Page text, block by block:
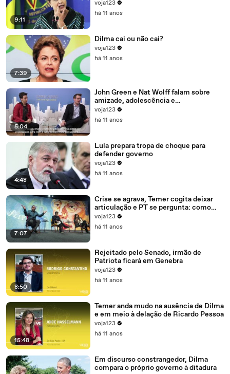
9:11
voja123
há 11 anos
7:39
Dilma cai ou não cai?
voja123
há 11 anos
5:04
John Green e Nat Wolff falam sobre
amizade, adolescência e
amadurecimento
voja123
há 11 anos
4:48
Lula prepara tropa de choque para
defender governo
voja123
há 11 anos
7:07
Crise se agrava, Temer cogita deixar
articulação e PT se pergunta: como
recompor o governo?
voja123
há 11 anos
8:50
Rejeitado pelo Senado, irmão de
Patriota ficará em Genebra
voja123
há 11 anos
15:48
Temer anda mudo na ausência de Dilma
e em meio à delação de Ricardo Pessoa
voja123
há 11 anos
Em discurso constrangedor, Dilma
compara o próprio governo à ditadura